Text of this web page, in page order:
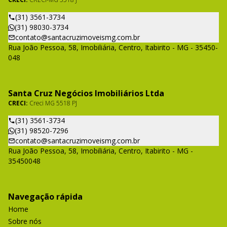
(31) 3561-3734
(31) 98030-3734
contato@santacruzimoveismg.com.br
Rua João Pessoa, 58, Imobiliária, Centro, Itabirito - MG - 35450-
048
Santa Cruz Negócios Imobiliários Ltda
CRECI: Creci MG 5518 PJ
(31) 3561-3734
(31) 98520-7296
contato@santacruzimoveismg.com.br
Rua João Pessoa, 58, Imobiliária, Centro, Itabirito - MG -
35450048
Navegação rápida
Home
Sobre nós